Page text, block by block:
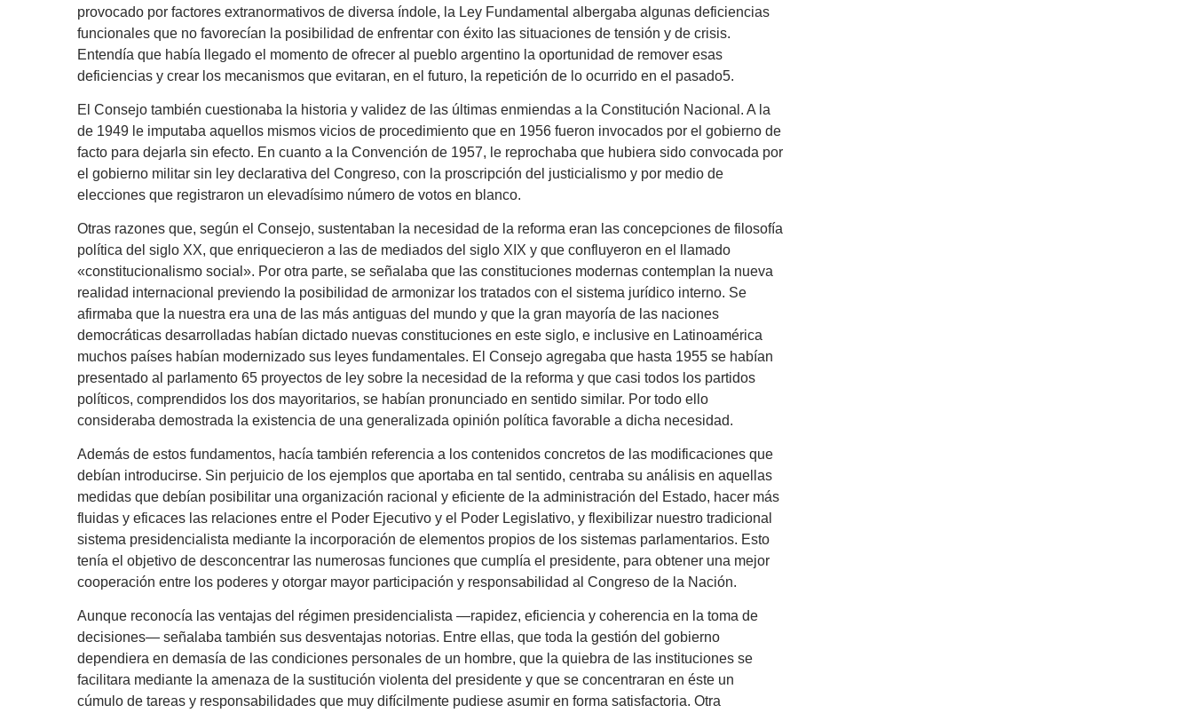
provocado por factores extranormativos de diversa índole, la Ley Fundamental albergaba algunas deficiencias
funcionales que no favorecían la posibilidad de enfrentar con éxito las situaciones de tensión y de crisis.
Entendía que había llegado el momento de ofrecer al pueblo argentino la oportunidad de remover esas
deficiencias y crear los mecanismos que evitaran, en el futuro, la repetición de lo ocurrido en el pasado5.
El Consejo también cuestionaba la historia y validez de las últimas enmiendas a la Constitución Nacional. A la
de 1949 le imputaba aquellos mismos vicios de procedimiento que en 1956 fueron invocados por el gobierno de
facto para dejarla sin efecto. En cuanto a la Convención de 1957, le reprochaba que hubiera sido convocada por
el gobierno militar sin ley declarativa del Congreso, con la proscripción del justicialismo y por medio de
elecciones que registraron un elevadísimo número de votos en blanco.
Otras razones que, según el Consejo, sustentaban la necesidad de la reforma eran las concepciones de filosofía
política del siglo XX, que enriquecieron a las de mediados del siglo XIX y que confluyeron en el llamado
«constitucionalismo social». Por otra parte, se señalaba que las constituciones modernas contemplan la nueva
realidad internacional previendo la posibilidad de armonizar los tratados con el sistema jurídico interno. Se
afirmaba que la nuestra era una de las más antiguas del mundo y que la gran mayoría de las naciones
democráticas desarrolladas habían dictado nuevas constituciones en este siglo, e inclusive en Latinoamérica
muchos países habían modernizado sus leyes fundamentales. El Consejo agregaba que hasta 1955 se habían
presentado al parlamento 65 proyectos de ley sobre la necesidad de la reforma y que casi todos los partidos
políticos, comprendidos los dos mayoritarios, se habían pronunciado en sentido similar. Por todo ello
consideraba demostrada la existencia de una generalizada opinión política favorable a dicha necesidad.
Además de estos fundamentos, hacía también referencia a los contenidos concretos de las modificaciones que
debían introducirse. Sin perjuicio de los ejemplos que aportaba en tal sentido, centraba su análisis en aquellas
medidas que debían posibilitar una organización racional y eficiente de la administración del Estado, hacer más
fluidas y eficaces las relaciones entre el Poder Ejecutivo y el Poder Legislativo, y flexibilizar nuestro tradicional
sistema presidencialista mediante la incorporación de elementos propios de los sistemas parlamentarios. Esto
tenía el objetivo de desconcentrar las numerosas funciones que cumplía el presidente, para obtener una mejor
cooperación entre los poderes y otorgar mayor participación y responsabilidad al Congreso de la Nación.
Aunque reconocía las ventajas del régimen presidencialista —rapidez, eficiencia y coherencia en la toma de
decisiones— señalaba también sus desventajas notorias. Entre ellas, que toda la gestión del gobierno
dependiera en demasía de las condiciones personales de un hombre, que la quiebra de las instituciones se
facilitara mediante la amenaza de la sustitución violenta del presidente y que se concentraran en éste un
cúmulo de tareas y responsabilidades que muy difícilmente pudiese asumir en forma satisfactoria. Otra